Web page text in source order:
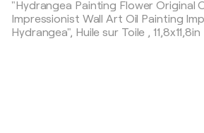
"Hydrangea Painting Flower Original
Impressionist Wall Art Oil Painting
Hydrangea", Huile sur Toile ,11,8x11,8in